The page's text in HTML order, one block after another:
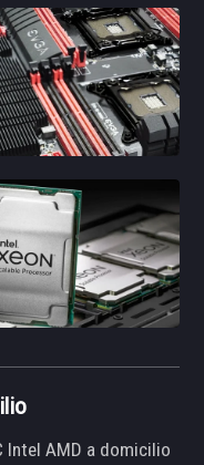
Intel AMD a domicilio